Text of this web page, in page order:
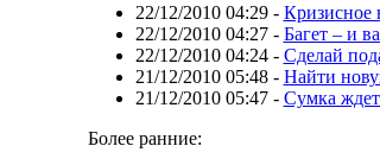
22/12/2010 04:29- Кризисное
22/12/2010 04:27- Багет – и
22/12/2010 04:24- Сделай
21/12/2010 05:48- Найти
21/12/2010 05:47- Сумка
Более ранние: